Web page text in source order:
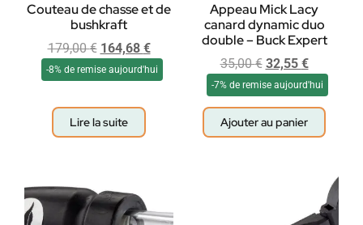
Couteau de chasse et de
bushkraft
179,00€ 164,68 €
-8% de remise aujourd'hui
Lire la suite
Appeau Mick Lacy
canard dynamic duo
double – Buck Expert
35,00€ 32,55 €
-7% de remise aujourd'hui
Ajouter au panier